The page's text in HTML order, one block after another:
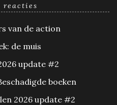
reacties
van de action
de muis
update #2
boeken
2026 update #2